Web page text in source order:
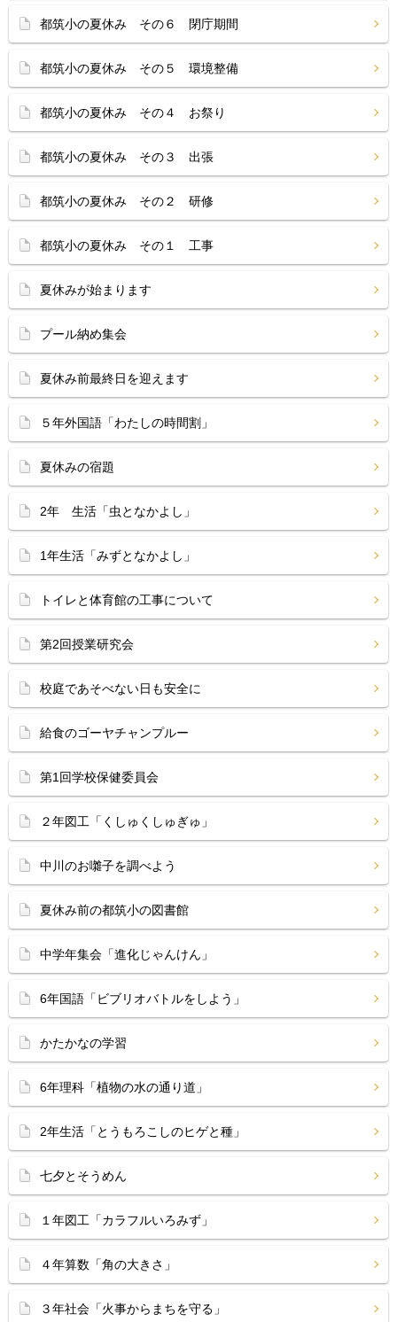
都筑小の夏休み その６ 閉庁期間
都筑小の夏休み その５ 環境整備
都筑小の夏休み その４ お祭り
都筑小の夏休み その３ 出張
都筑小の夏休み その２ 研修
都筑小の夏休み その１ 工事
夏休みが始まります
プール納め集会
夏休み前最終日を迎えます
５年外国語「わたしの時間割」
夏休みの宿題
2年 生活「虫となかよし」
1年生活「みずとなかよし」
トイレと体育館の工事について
第2回授業研究会
校庭であそべない日も安全に
給食のゴーヤチャンプルー
第1回学校保健委員会
２年図工「くしゅくしゅぎゅ」
中川のお囃子を調べよう
夏休み前の都筑小の図書館
中学年集会「進化じゃんけん」
6年国語「ビブリオバトルをしよう」
かたかなの学習
6年理科「植物の水の通り道」
2年生活「とうもろこしのヒゲと種」
七夕とそうめん
１年図工「カラフルいろみず」
４年算数「角の大きさ」
３年社会「火事からまちを守る」